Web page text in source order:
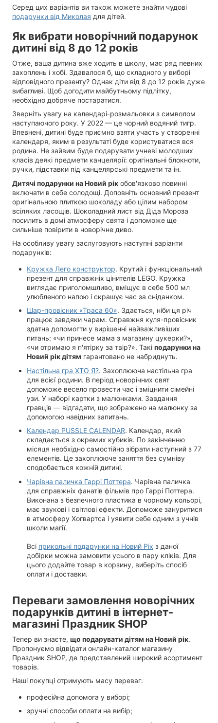
Серед цих варіантів ви також можете знайти чудові
подарунки від Миколая для дітей.
Як вибрати новорічний подарунок
дитині від 8 до 12 років
Отже, ваша дитина вже ходить в школу, має ряд певних
захоплень і хобі. Здавалося б, що складного у виборі
відповідного презенту? Однак діти від 8 до 12 років дуже
вибагливі. Щоб догодити майбутньому підлітку,
необхідно добряче постаратися.
Зверніть увагу на календарі-розмальовки з символом
наступаючого року. У 2022 — це чорний водяний тигр.
Впевнені, дитині буде приємно взяти участь у створенні
календаря, яким в результаті буде користуватися вся
родина. Не зайвим буде подарувати учневі молодших
класів деякі предмети канцелярії: оригінальні блокноти,
ручки, підставки під канцелярські предмети та ін.
Дитячі подарунки на Новий рік обов'язково повинні
включати в себе солодощі. Доповніть основний презент
оригінальною плиткою шоколаду або цілим набором
всіляких ласощів. Шоколадний лист від Діда Мороза
посилить в домі атмосферу свята і допоможе ще
сильніше повірити в новорічне диво.
На особливу увагу заслуговують наступні варіанти
подарунків:
Кружка Лего конструктор. Крутий і функціональний
презент для справжніх цінителів LEGO. Кружка
виглядає приголомшливо, вміщує в себе 500 мл
улюбленого напою і скрашує час за сніданком.
Шар-провісник «Траса 60». Здається, ніби ця річ
працює завдяки чарам. Справжня куля-провісник
здатна допомогти у вирішенні найважливіших
питань: «чи принесе мама з магазину цукерки?»,
«чи отримаю я п'ятірку за твір?». Такі подарунки на
Новий рікдітям гарантовано не набриднуть.
Настільна гра ХТО Я?. Захоплююча настільна гра
для всієї родини. В період новорічних свят
допоможе весело провести час і зміцнити сімейні
узи. У наборі картки з малюнками. Завдання
гравців — відгадати, що зображено на малюнку за
допомогою навідних запитань.
Календар PUSSLE CALENDAR. Календар, який
складається з окремих кубиків. По закінченню
місяця необхідно самостійно зібрати наступний з 77
елементів. Це захоплююче заняття без сумніву
сподобається кожній дитині.
Чарівна паличка Гаррі Поттера. Чарівна паличка
для справжніх фанатів фільмів про Гаррі Поттера.
Виконана з безпечного пластика в чорному кольорі,
має звукові і світлові ефекти. Допоможе зануритися
в атмосферу Хогвартса і уявити себе одним з учнів
школи магії.
Всі прикольні подарунки на Новий Рік з даної
добірки можна замовити усього в пару кліків. Для
цього додайте товар в корзину, виберіть спосіб
оплати і доставки.
Переваги замовлення новорічних
подарунків дитині в інтернет-
магазині Праздник SHOP
Тепер ви знаєте, що подарувати дітям на Новий рік.
Пропонуємо відвідати онлайн-каталог магазину
Праздник SHOP, де представлений широкий асортимент
товарів.
Наші покупці отримують масу переваг:
професійна допомога у виборі;
зручні способи оплати на вибір;